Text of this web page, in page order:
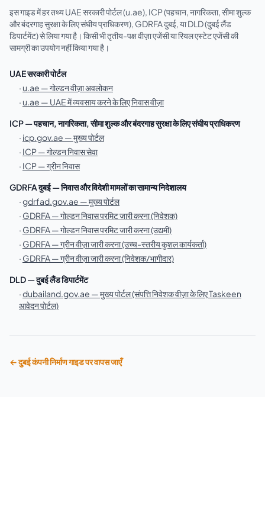
इस गाइड में हर तथ्य UAE सरकारी पोर्टल (u.ae), ICP (पहचान, नागरिकता, सीमा शुल्क
और बंदरगाह सुरक्षा के लिए संघीय प्राधिकरण), GDRFA दुबई, या DLD (दुबई लैंड
डिपार्टमेंट) से लिया गया है। किसी भी तृतीय-पक्ष वीज़ा एजेंसी या रियल एस्टेट एजेंसी की
सामग्री का उपयोग नहीं किया गया है।
UAE सरकारी पोर्टल
· u.ae — गोल्डन वीज़ा अवलोकन
· u.ae — UAE में व्यवसाय करने के लिए निवास वीज़ा
ICP — पहचान, नागरिकता, सीमा शुल्क और बंदरगाह सुरक्षा के लिए संघीय प्राधिकरण
· icp.gov.ae — मुख्य पोर्टल
· ICP — गोल्डन निवास सेवा
· ICP — ग्रीन निवास
GDRFA दुबई — निवास और विदेशी मामलों का सामान्य निदेशालय
·gdrfad.gov.ae — मुख्य पोर्टल
· GDRFA — गोल्डन निवास परमिट जारी करना (निवेशक)
· GDRFA — गोल्डन निवास परमिट जारी करना (उद्यमी)
· GDRFA — ग्रीन वीज़ा जारी करना (उच्च-स्तरीय कुशल कार्यकर्ता)
· GDRFA — ग्रीन वीज़ा जारी करना (निवेशक/भागीदार)
DLD — दुबई लैंड डिपार्टमेंट
·dubailand.gov.ae — मुख्य पोर्टल (संपत्ति निवेशक वीज़ा के लिए Taskeen
आवेदन पोर्टल)
← दुबई कंपनी निर्माण गाइड पर वापस जाएँ